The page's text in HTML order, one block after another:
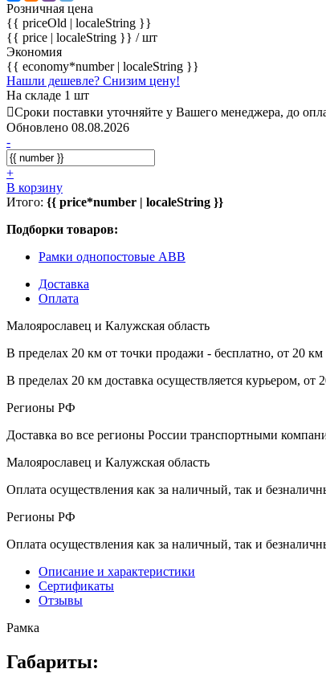
Розничная цена
{{ priceOld | localeString }}
{{ price | localeString }} / шт
Экономия
{{ economy*number | localeString }}
Нашли дешевле? Снизим цену!
На складе 1 шт
Сроки поставки уточняйте у Вашего менеджера, до
Обновлено 08.08.2026
-
+
В корзину
Итого: {{ price*number | localeString }}
Подборки товаров:
Рамки однопостовые ABB
Доставка
Оплата
Малоярославец и Калужская область
В пределах 20 км от точки продажи - бесплатно, от 20
В пределах 20 км доставка осуществляется курьером,
Регионы РФ
Доставка во все регионы России транспортными
Малоярославец и Калужская область
Оплата осуществления как за наличный, так и
Регионы РФ
Оплата осуществления как за наличный, так и
Описание и характеристики
Сертификаты
Отзывы
Рамка
Габариты: